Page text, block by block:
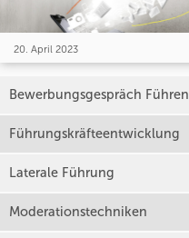
20. April 2023
Bewerbungsgespräch Führen
Führungskräfteentwicklung
Laterale Führung
Moderationstechniken